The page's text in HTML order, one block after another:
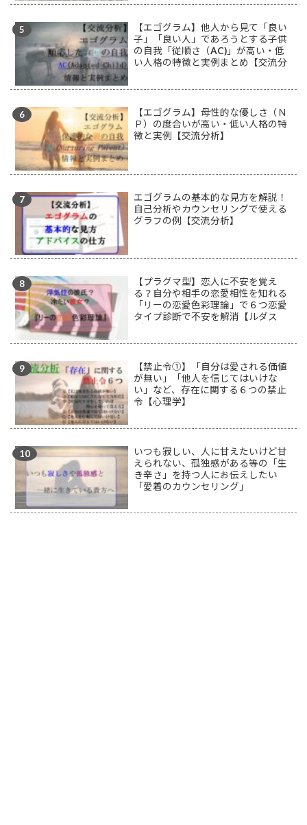
【エゴグラム】他人から見て「良い
子」「良い人」であろうとする子供
の自我「従順さ（AC)」が高い・低
い人格の特徴と実例まとめ【交流分
【エゴグラム】母性的な優しさ（Ｎ
Ｐ）の度合いが高い・低い人格の特
徴と実例【交流分析】
エゴグラムの基本的な見方を解説！
自己分析やカウンセリングで使える
グラフの例【交流分析】
【プラグマ型】恋人に不安を覚え
る？自分や相手の恋愛相性を知れる
「リーの恋愛色彩理論」で６つ恋愛
タイプ診断で不安を解消【ルダス
【禁止令①】「自分は愛される価値
が無い」「他人を信じてはいけな
い」など、存在に関する６つの禁止
令【心理学】
いつも寂しい、人に甘えたいけど甘
えられない、孤独感がある等の「生
き辛さ」を持つ人にお伝えしたい
「愛着のカウンセリング」